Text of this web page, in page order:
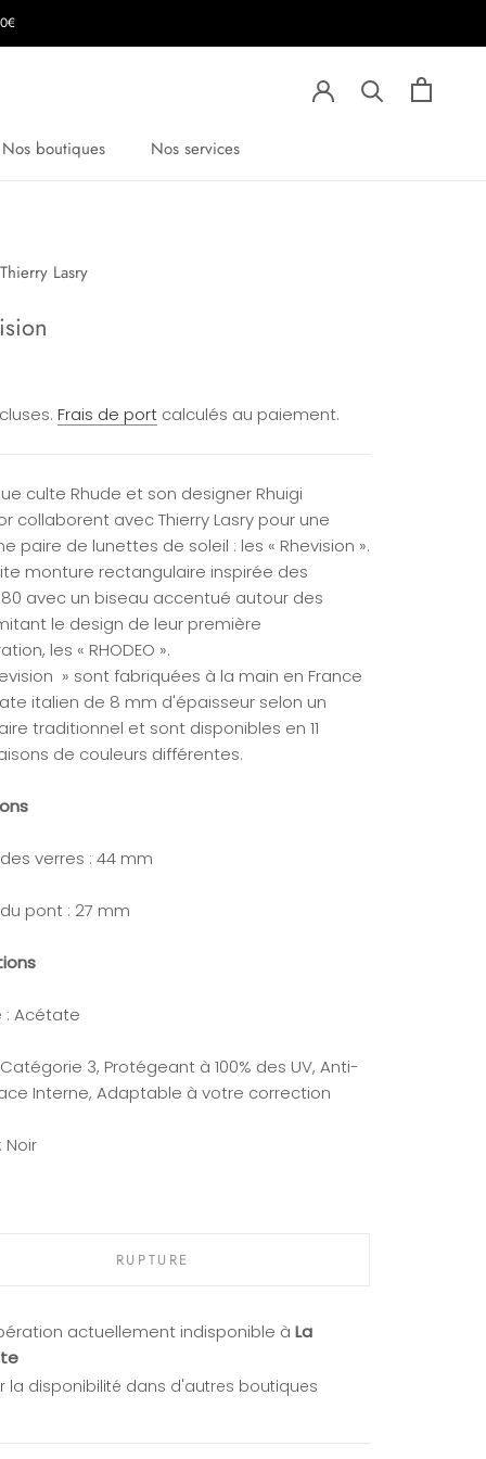
Nos boutiques Nos services
Lasry
Frais de port calculés au paiement.
culte Rhude et son designer Rhuigi
collaborent avec Thierry Lasry pour une
paire de lunettes de soleil : les « Rhevision ».
monture rectangulaire inspirée des
avec un biseau accentué autour des
le design de leur première
les « RHODEO ».
» sont fabriquées à la main en France
italien de 8 mm d'épaisseur selon un
traditionnel et sont disponibles en 11
de couleurs différentes.
verres : 44 mm
pont : 27 mm
: Acétate
3, Protégeant à 100% des UV, Anti-
Interne, Adaptable à votre correction
Noir
RUPTURE
actuellement indisponible à La
la disponibilité dans d'autres boutiques